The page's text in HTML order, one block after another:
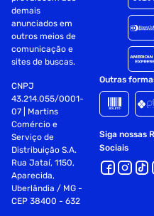
demais
anunciados em
outros meios de
comunicação e
sites de buscas.
CNPJ
43.214.055/0001-
07 | Martins
Comércio e
Serviço de
Distribuição S.A.
Rua Jataí, 1150,
Aparecida,
Uberlândia / MG -
CEP 38400 - 632
Outras
Siga nossas
Sociais